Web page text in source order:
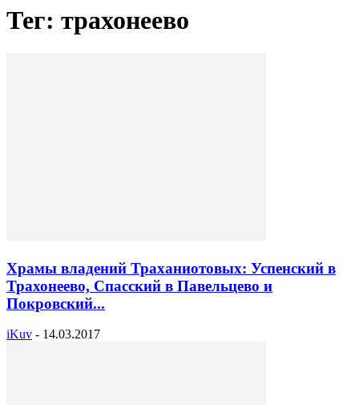
Тег: трахонеево
Храмы владений Траханиотовых: Успенский в
Трахонеево, Спасский в Павельцево и
Покровский...
iKuv - 14.03.2017